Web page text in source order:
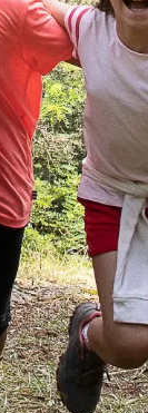
nosaltres